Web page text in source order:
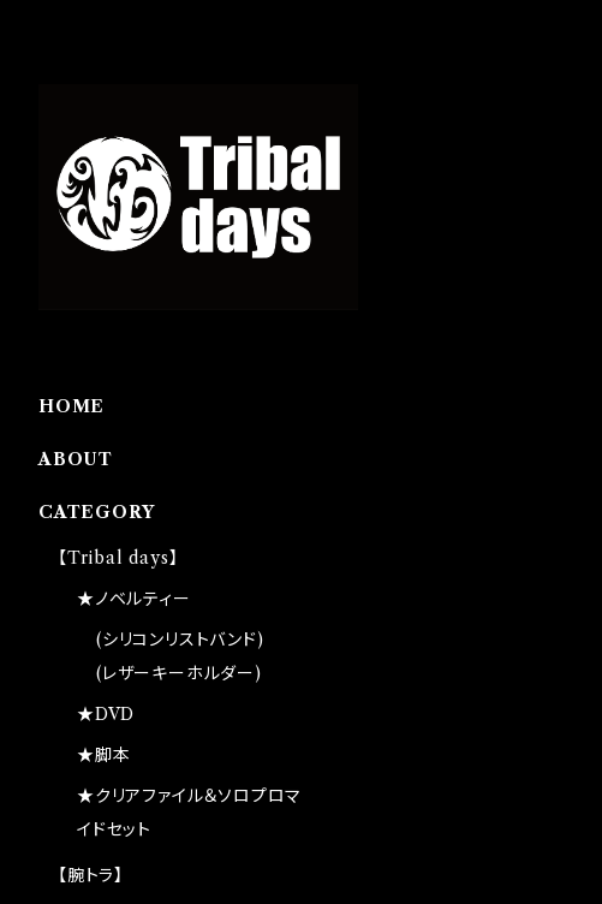
HOME
ABOUT
CATEGORY
【Tribal days】
★ノベルティー
(シリコンリストバンド)
(レザーキーホルダー)
★DVD
★脚本
★クリアファイル＆ソロプロマ
イドセット
【腕トラ】